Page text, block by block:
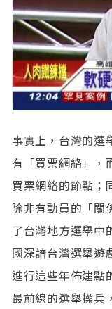
事實上，台灣的選
有「買票網絡」，
買票網絡的節點；
除非有動員的「關
了台灣地方選舉中
國深諳台灣選舉遊
進行這些年佈建點
最前線的選舉操兵